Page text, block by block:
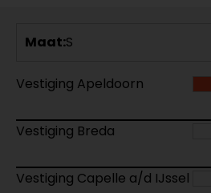
Maat:S
Vestiging Apeldoorn
Vestiging Breda
Vestiging Capelle a/d IJssel